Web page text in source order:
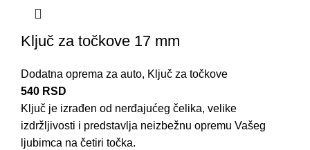
Ključ za točkove 17 mm
Dodatna oprema za auto, Ključ za točkove
540 RSD
Ključ je izrađen od nerđajućeg čelika, velike
izdržljivosti i predstavlja neizbežnu opremu Vašeg
ljubimca na četiri točka.